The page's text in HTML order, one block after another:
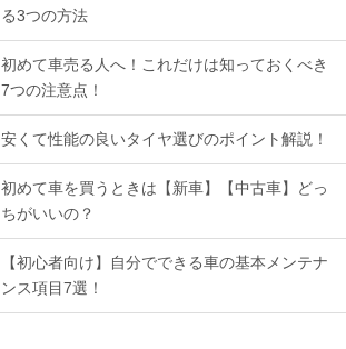
る3つの方法
初めて車売る人へ！これだけは知っておくべき
7つの注意点！
安くて性能の良いタイヤ選びのポイント解説！
初めて車を買うときは【新車】【中古車】どっ
ちがいいの？
【初心者向け】自分でできる車の基本メンテナ
ンス項目7選！